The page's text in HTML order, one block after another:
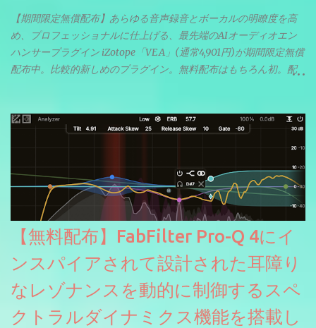
【期間限定無償配布】あらゆる音声録音とボーカルの明瞭度を高
め、プロフェッショナルに仕上げる、最先端のAIオーディオエン
ハンサープラグイン iZotope「VEA」(通常4,901円)が期間限定無償
配布中。比較的新しめのプラグイン。無料配布はもちろん初。配
【無料配布】FabFilter Pro-Q 4にイ
ンスパイアされて設計された耳障り
なレゾナンスを動的に制御するスペ
クトラルダイナミクス機能を搭載し